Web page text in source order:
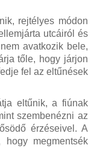
rejtélyes módon
utcáiról és
avatkozik bele,
tőle, hogy járjon
fel az eltűnések
eltűnik, a fiúnak
szembenézni az
érzéseivel. A
megmentsék